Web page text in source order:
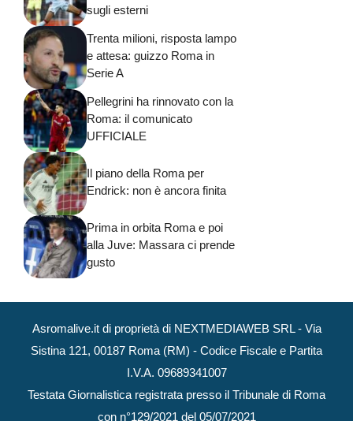
sugli esterni
Trenta milioni, risposta lampo
e attesa: guizzo Roma in
Serie A
Pellegrini ha rinnovato con la
Roma: il comunicato
UFFICIALE
Il piano della Roma per
Endrick: non è ancora finita
Prima in orbita Roma e poi
alla Juve: Massara ci prende
gusto
Asromalive.it di proprietà di NEXTMEDIAWEB SRL - Via
Sistina 121, 00187 Roma (RM) - Codice Fiscale e Partita
I.V.A. 09689341007
Testata Giornalistica registrata presso il Tribunale di Roma
con n°129/2021 del 05/07/2021